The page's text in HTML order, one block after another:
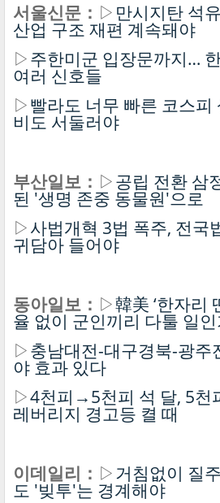
서울신문： ▷ 만시지탄 석
산업 구조 재편 계속돼야
▷주한미군 입장문까지…
여러 신호들
▷빨라도 너무 빠른 코스
비도 서둘러야
부산일보： ▷공립 전환 삼
된 '생명 존중 동물원'으로
▷사법개혁 3법 폭주, 전국
귀담아 들어야
동아일보： ▷韓美 ‘한자리
율 없이 군인끼리 다툴 일
▷충남대전-대구경북-광주
야 효과 있다
▷4천피→5천피 석 달, 5
레버리지 경고등 켤 때
이데일리： ▷거침없이 질
도 '빚투'는 경계해야